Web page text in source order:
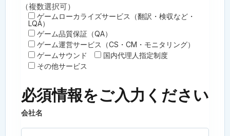
（複数選択可）
ゲームローカライズサービス（翻訳・検収など・
LQA）
ゲーム品質保証（QA）
ゲーム運営サービス（CS・CM・モニタリング）
ゲームサウンド
国内代理人指定制度
その他サービス
必須情報をご入力ください
会社名